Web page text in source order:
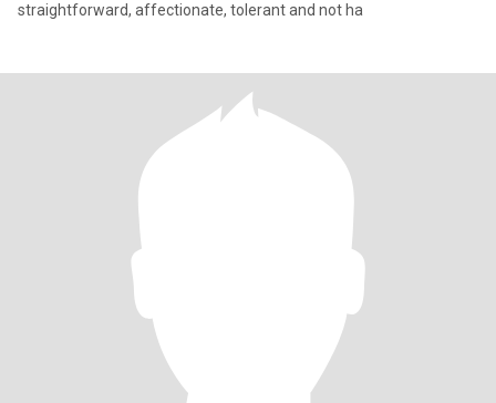
straightforward, affectionate, tolerant and not ha